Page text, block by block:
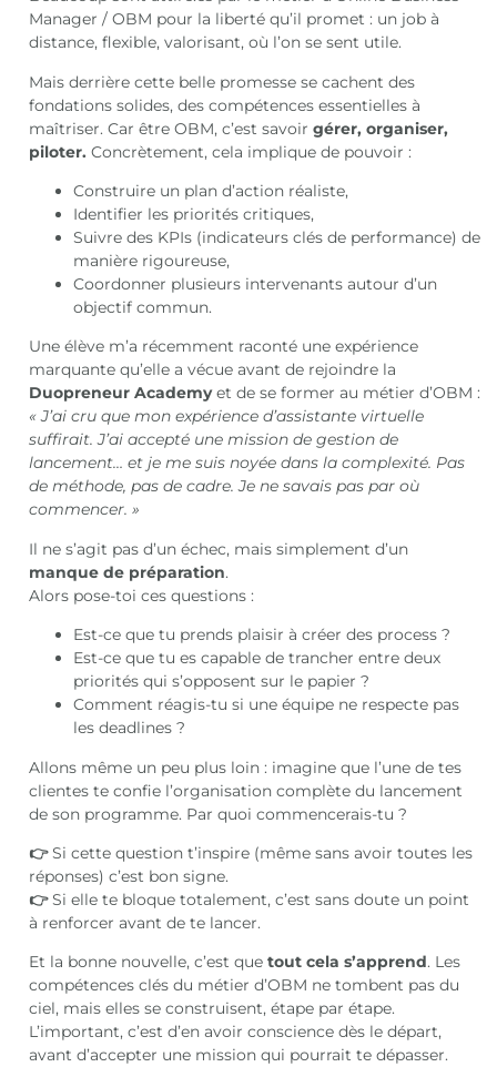
Manager / OBM pour la liberté qu’il promet : un job à
distance, flexible, valorisant, où l’on se sent utile.
Mais derrière cette belle promesse se cachent des
fondations solides, des compétences essentielles à
maîtriser. Car être OBM, c’est savoirgérer, organiser,
piloter. Concrètement, cela implique de pouvoir :
Construire un plan d’action réaliste,
Identifier les priorités critiques,
Suivre des KPIs (indicateurs clés de performance) de
manière rigoureuse,
Coordonner plusieurs intervenants autour d’un
objectif commun.
Une élève m’a récemment raconté une expérience
marquante qu’elle a vécue avant de rejoindre la
Duopreneur Academyet de se former au métier d’OBM :
« J’ai cru que mon expérience d’assistante virtuelle
suffirait. J’ai accepté une mission de gestion de
lancement… et je me suis noyée dans la complexité. Pas
de méthode, pas de cadre. Je ne savais pas par où
commencer. »
Il ne s’agit pas d’un échec, mais simplement d’un
manque de préparation.
Alors pose-toi ces questions :
Est-ce que tu prends plaisir à créer des process ?
Est-ce que tu es capable de trancher entre deux
priorités qui s’opposent sur le papier ?
Comment réagis-tu si une équipe ne respecte pas
les deadlines ?
Allons même un peu plus loin : imagine que l’une de tes
clientes te confie l’organisation complète du lancement
de son programme. Par quoi commencerais-tu ?
👉Si cette question t’inspire (même sans avoir toutes les
réponses) c’est bon signe.
👉Si elle te bloque totalement, c’est sans doute un point
à renforcer avant de te lancer.
Et la bonne nouvelle, c’est quetout cela s’apprend. Les
compétences clés du métier d’OBM ne tombent pas du
ciel, mais elles se construisent, étape par étape.
L’important, c’est d’en avoir conscience dès le départ,
avant d’accepter une mission qui pourrait te dépasser.